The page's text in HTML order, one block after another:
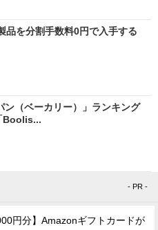
品を分割手数料0円で入手する
ン（ベーカリー）」ランキング
Boolis...
- PR -
円分】Amazonギフトカードが